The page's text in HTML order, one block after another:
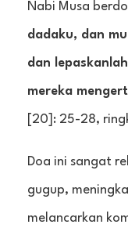
Nabi Musa
dadaku, dan
dan
mereka
[20]: 25-28,
Doa ini sangat
gugup,
melancarkan